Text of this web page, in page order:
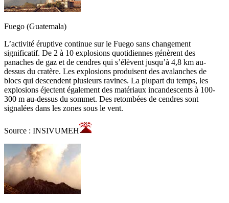
Fuego (Guatemala)
L’activité éruptive continue sur le Fuego sans changement
significatif. De 2 à 10 explosions quotidiennes génèrent des
panaches de gaz et de cendres qui s’élèvent jusqu’à 4,8 km au-
dessus du cratère. Les explosions produisent des avalanches de
blocs qui descendent plusieurs ravines. La plupart du temps, les
explosions éjectent également des matériaux incandescents à 100-
300 m au-dessus du sommet. Des retombées de cendres sont
signalées dans les zones sous le vent.
Source : INSIVUMEH